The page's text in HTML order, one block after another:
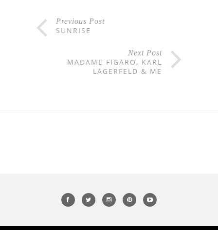
Previous Post
SUNRISE
Next Post
MADAME FIGARO, KARL
LAGERFELD & ME